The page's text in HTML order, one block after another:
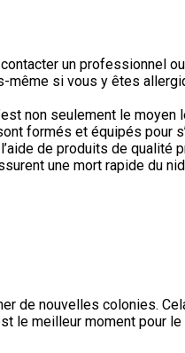
un
si vous y êtes
non seulement le
formés et équipés pour
de produits de qualité
une mort rapide du
de nouvelles colonies.
le meilleur moment pour